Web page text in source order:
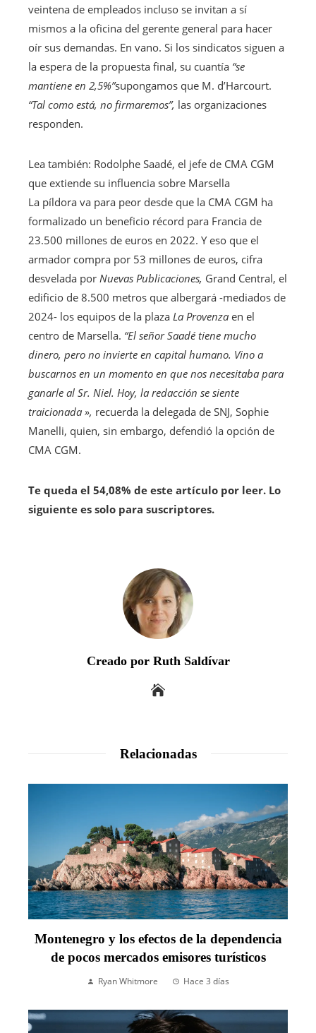
veintena de empleados incluso se invitan a sí
mismos a la oficina del gerente general para hacer
oír sus demandas. En vano. Si los sindicatos siguen a
la espera de la propuesta final, su cuantía “se
mantiene en 2,5%”supongamos que M. d’Harcourt.
“Tal como está, no firmaremos”, las organizaciones
responden.
Lea también: Artículo
reservado
para
nuestros
suscriptores
Rodolphe Saadé, el jefe de CMA CGM
que extiende su influencia sobre Marsella
La píldora va para peor desde que la CMA CGM ha
formalizado un beneficio récord para Francia de
23.500 millones de euros en 2022. Y eso que el
armador compra por 53 millones de euros, cifra
desvelada por Nuevas Publicaciones, Grand Central, el
edificio de 8.500 metros que albergará -mediados de
2024- los equipos de la plaza La Provenza en el
centro de Marsella. “El señor Saadé tiene mucho
dinero, pero no invierte en capital humano. Vino a
buscarnos en un momento en que nos necesitaba para
ganarle al Sr. Niel. Hoy, la redacción se siente
traicionada », recuerda la delegada de SNJ, Sophie
Manelli, quien, sin embargo, defendió la opción de
CMA CGM.
Te queda el 54,08% de este artículo por leer. Lo
siguiente es solo para suscriptores.
Creado por Ruth Saldívar
Relacionadas
Montenegro y los efectos de la dependencia
de pocos mercados emisores turísticos
Ryan Whitmore Hace 3 días